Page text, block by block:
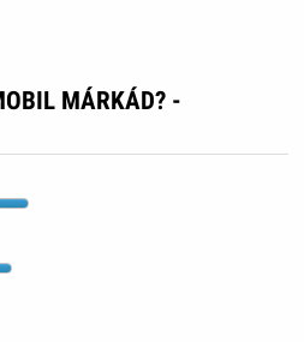
MÁRKÁD? -